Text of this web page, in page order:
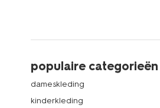
populaire categorieën
dameskleding
kinderkleding